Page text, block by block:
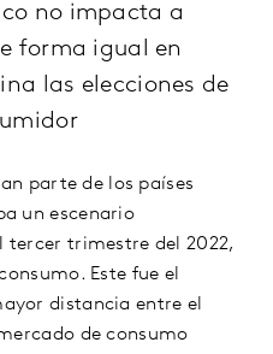
no impacta a
forma igual en
las elecciones de
parte de los países
un escenario
tercer trimestre del 2022,
Este fue el
distancia entre el
de consumo